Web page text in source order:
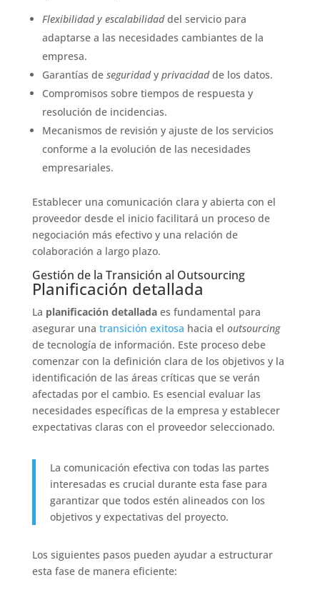
Flexibilidad y escalabilidaddel servicio para
adaptarse a las necesidades cambiantes de la
empresa.
Garantías de seguridady privacidadde los datos.
Compromisos sobre tiempos de respuesta y
resolución de incidencias.
Mecanismos de revisión y ajuste de los servicios
conforme a la evolución de las necesidades
empresariales.
Establecer una comunicación clara y abierta con el
proveedor desde el inicio facilitará un proceso de
negociación más efectivo y una relación de
colaboración a largo plazo.
Gestión de la Transición al Outsourcing
Planificación detallada
La planificación detalladaes fundamental para
asegurar una transición exitosa hacia el outsourcing
de tecnología de información. Este proceso debe
comenzar con la definición clara de los objetivos y la
identificación de las áreas críticas que se verán
afectadas por el cambio. Es esencial evaluar las
necesidades específicas de la empresa y establecer
expectativas claras con el proveedor seleccionado.
La comunicación efectiva con todas las partes
interesadas es crucial durante esta fase para
garantizar que todos estén alineados con los
objetivos y expectativas del proyecto.
Los siguientes pasos pueden ayudar a estructurar
esta fase de manera eficiente: